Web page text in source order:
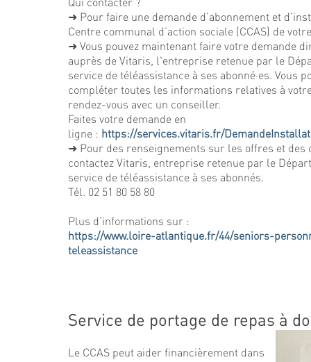
➜ Pour faire une demande d’abonnement et
Centre communal d’action sociale (CCAS) de
➜ Vous pouvez maintenant faire votre demande
auprès de Vitaris, l'entreprise retenue par le
service de téléassistance à ses abonné·es. Vous
compléter toutes les informations relatives à
rendez-vous avec un conseiller.
Faites votre demande en
ligne : https://services.vitaris.fr/
➜ Pour des renseignements sur les offres et des
contactez Vitaris, entreprise retenue par le
service de téléassistance à ses abonnés.
Tél. 02 51 80 58 80
Plus d’informations sur :
https://www.loire-atlantique.fr/44/seniors-
teleassistance
Service de portage de repas à
Le CCAS peut aider financièrement dans